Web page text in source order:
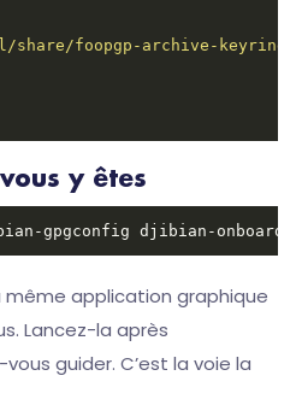
y êtes
même application graphique
Lancez-la après
guider. C’est la voie la